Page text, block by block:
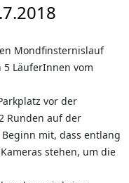
Mondfinsternislauf
LäuferInnen vom
vor der
Runden auf der
mit, dass entlang
stehen, um die